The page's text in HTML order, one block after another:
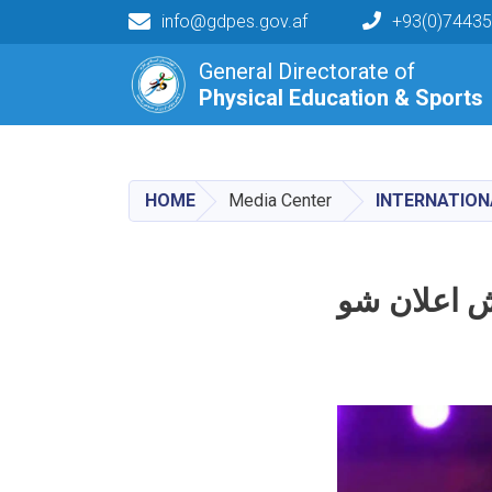
General Directorate of
Physical Education & Sports
info@gdpes.gov.af
Main navigation
Physical Education & Sports
HOME Media Center
اعلان شو